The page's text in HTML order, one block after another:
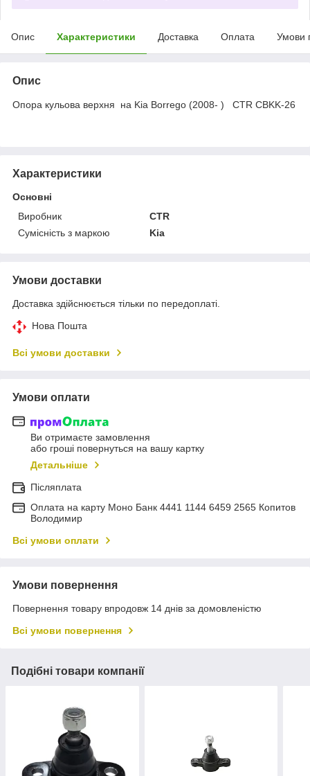
Опис Характеристики Доставка Оплата Умови
Опис
Опора кульова верхня на Kia Borrego (2008- ) CTR CBKK-26
Характеристики
Основні
Виробник
CTR
Сумісність з маркою
Kia
Умови доставки
Доставка здійснюється тільки по передоплаті.
Нова Пошта
Всі умови доставки
Умови оплати
Ви отримаєте замовлення
або гроші повернуться на вашу картку
Детальніше
Післяплата
Оплата на карту Моно Банк 4441 1144 6459 2565 Копитов
Володимир
Всі умови оплати
Умови повернення
Повернення товару впродовж 14 днів за домовленістю
Всі умови повернення
Подібні товари компанії